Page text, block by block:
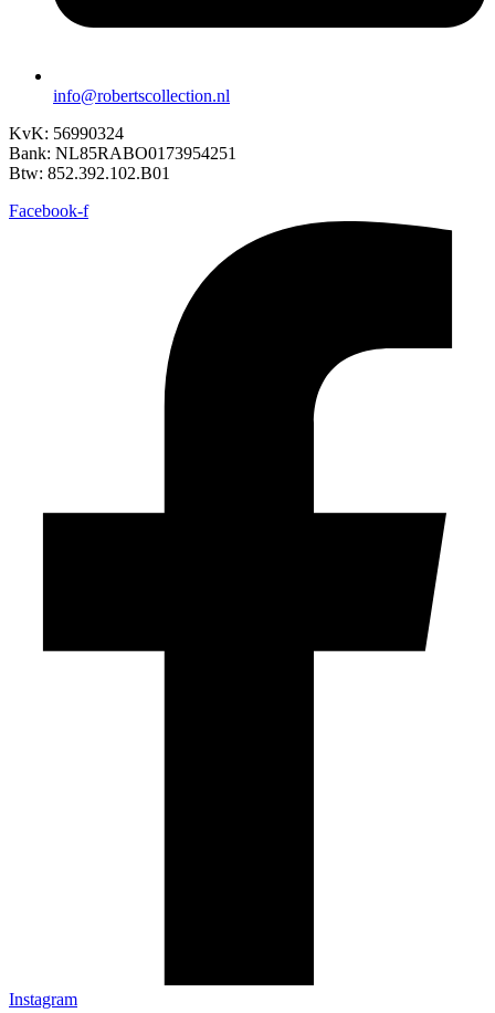
info@robertscollection.nl
KvK: 56990324
Bank: NL85RABO0173954251
Btw: 852.392.102.B01
Facebook-f
Instagram